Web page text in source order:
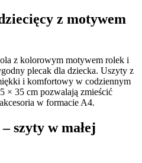
z motywem
z kolorowym motywem rolek i
plecak dla dziecka. Uszyty z
i komfortowy w codziennym
× 35 cm pozwalają zmieścić
w formacie A4.
szyty w małej